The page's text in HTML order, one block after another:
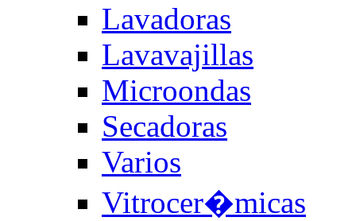
Lavadoras
Lavavajillas
Microondas
Secadoras
Varios
Vitrocer�micas